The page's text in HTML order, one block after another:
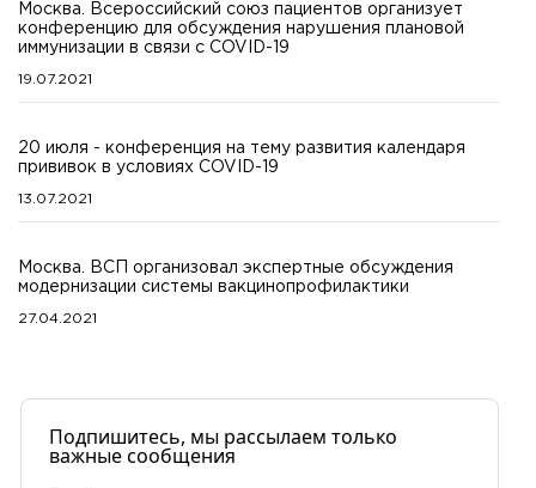
Москва. Всероссийский союз пациентов организует
конференцию для обсуждения нарушения плановой
иммунизации в связи с COVID-19
19.07.2021
20 июля - конференция на тему развития календаря
прививок в условиях COVID-19
13.07.2021
Москва. ВСП организовал экспертные обсуждения
модернизации системы вакцинопрофилактики
27.04.2021
Подпишитесь, мы рассылаем только
важные сообщения